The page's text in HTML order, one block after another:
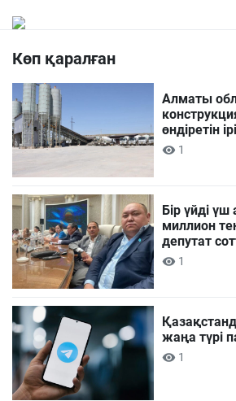
Көп қаралған
Алматы
өндіретін
1
Бір үйді
миллион
депутат
1
жаңа түрі
1